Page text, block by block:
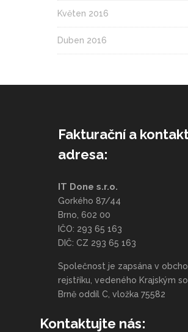
Květen 2016
Duben 2016
Fakturační a
adresa:
IT Done s.r.o.
Gorkého 87/44
Brno, 602 00
IČO: 293 65 163
DIČ: CZ 293 65 163
Společnost je zapsána v
rejstříku, vedeného Krajským
Brně oddíl C, vložka 75582
Kontaktujte nás: